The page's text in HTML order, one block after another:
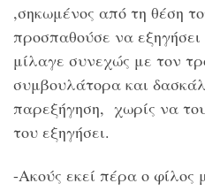
,σηκωμένος από τη θέση
προσπαθούσε να
μίλαγε συνεχώς με τον
συμβουλάτορα και
παρεξήγηση, χωρίς να
του εξηγήσει.
-Ακούς εκεί πέρα ο